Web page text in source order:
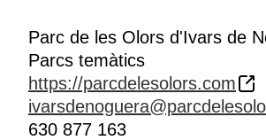
Parc de les Olors d'Ivars de
Parcs temàtics
https://parcdelesolors.com
630 877 163